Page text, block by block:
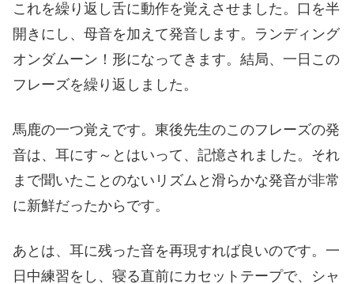
これを繰り返し舌に動作を覚えさせました。口を半
開きにし、母音を加えて発音します。ランディング
オンダムーン！形になってきます。結局、一日この
フレーズを繰り返しました。
馬鹿の一つ覚えです。東後先生のこのフレーズの発
音は、耳にす～とはいって、記憶されました。それ
まで聞いたことのないリズムと滑らかな発音が非常
に新鮮だったからです。
あとは、耳に残った音を再現すれば良いのです。一
日中練習をし、寝る直前にカセットテープで、シャ